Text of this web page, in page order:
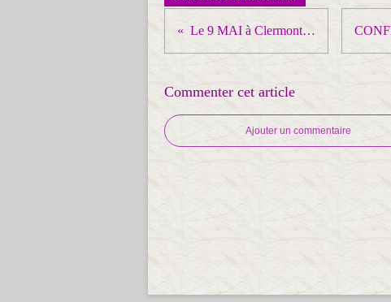
Le 9 MAI à Clermont-Ferrand
Commenter cet article
Ajouter un commentaire